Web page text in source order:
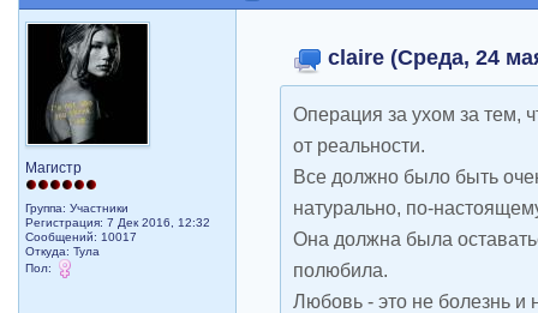
Магистр
Группа: Участники
Регистрация: 7 Дек 2016, 12:32
Сообщений: 10017
Откуда: Тула
Пол:
claire (Среда, 24
Операция за ухом за тем,
от реальности.
Все должно было быть
натурально, по-
Она должна была
полюбила.
Любовь - это не болезнь и